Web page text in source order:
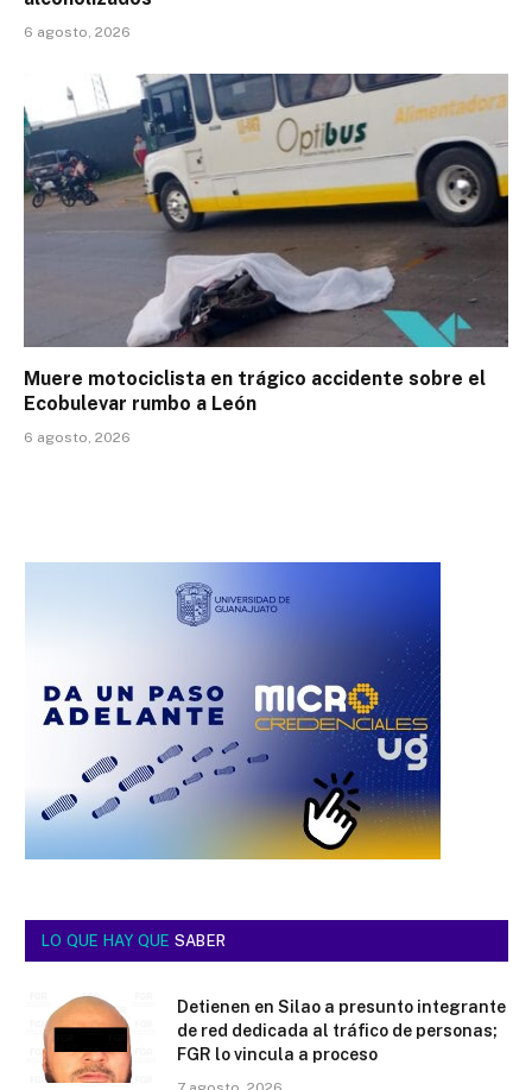
6 agosto, 2026
Muere motociclista en trágico accidente sobre el
Ecobulevar rumbo a León
6 agosto, 2026
LO QUE HAY QUE SABER
Detienen en Silao a presunto integrante
de red dedicada al tráfico de personas;
FGR lo vincula a proceso